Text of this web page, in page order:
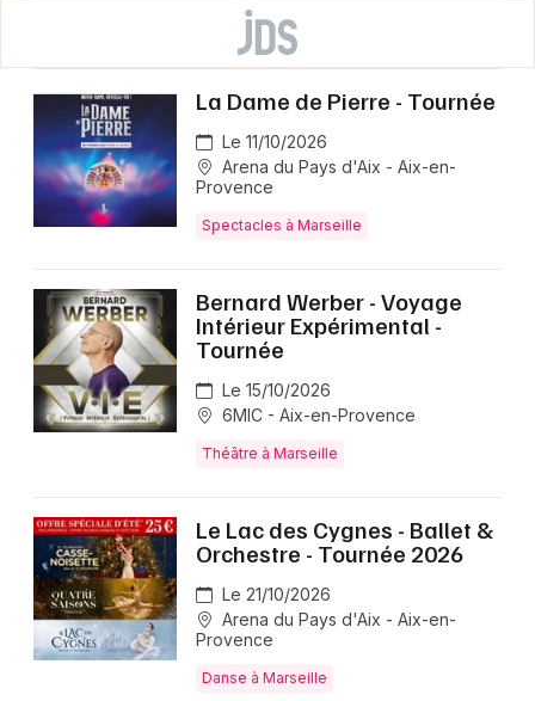
La Dame de Pierre - Tournée
Le 11/10/2026
Arena du Pays d'Aix - Aix-en-
Provence
Spectacles à Marseille
Bernard Werber - Voyage
Intérieur Expérimental -
Tournée
Le 15/10/2026
6MIC - Aix-en-Provence
Théâtre à Marseille
Le Lac des Cygnes - Ballet &
Orchestre - Tournée 2026
Le 21/10/2026
Arena du Pays d'Aix - Aix-en-
Provence
Danse à Marseille